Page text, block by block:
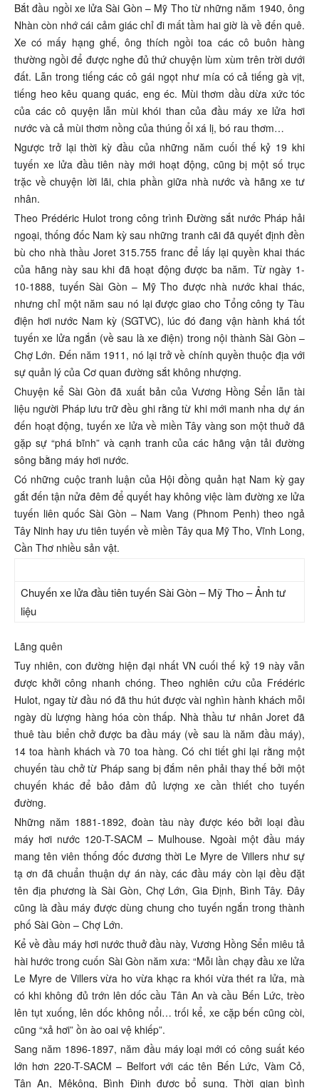
Bắt đầu ngồi xe lửa Sài Gòn – Mỹ Tho từ những năm 1940, ông
Nhàn còn nhớ cái cảm giác chỉ đi mất tầm hai giờ là về đến quê.
Xe có mấy hạng ghế, ông thích ngồi toa các cô buôn hàng
thường ngồi để được nghe đủ thứ chuyện lùm xùm trên trời dưới
đất. Lẫn trong tiếng các cô gái ngọt như mía có cả tiếng gà vịt,
tiếng heo kêu quang quác, eng éc. Mùi thơm dầu dừa xức tóc
của các cô quyện lẫn mùi khói than của đầu máy xe lửa hơi
nước và cả mùi thơm nồng của thúng ổi xá lị, bó rau thơm…
Ngược trở lại thời kỳ đầu của những năm cuối thế kỷ 19 khi
tuyến xe lửa đầu tiên này mới hoạt động, cũng bị một số trục
trặc về chuyện lời lãi, chia phần giữa nhà nước và hãng xe tư
nhân.
Theo Prédéric Hulot trong công trình Đường sắt nước Pháp hải
ngoại, thống đốc Nam kỳ sau những tranh cãi đã quyết định đền
bù cho nhà thầu Joret 315.755 franc để lấy lại quyền khai thác
của hãng này sau khi đã hoạt động được ba năm. Từ ngày 1-
10-1888, tuyến Sài Gòn – Mỹ Tho được nhà nước khai thác,
nhưng chỉ một năm sau nó lại được giao cho Tổng công ty Tàu
điện hơi nước Nam kỳ (SGTVC), lúc đó đang vận hành khá tốt
tuyến xe lửa ngắn (về sau là xe điện) trong nội thành Sài Gòn –
Chợ Lớn. Đến năm 1911, nó lại trở về chính quyền thuộc địa với
sự quản lý của Cơ quan đường sắt không nhượng.
Chuyện kể Sài Gòn đã xuất bản của Vương Hồng Sển lẫn tài
liệu người Pháp lưu trữ đều ghi rằng từ khi mới manh nha dự án
đến hoạt động, tuyến xe lửa về miền Tây vàng son một thuở đã
gặp sự “phá bĩnh” và cạnh tranh của các hãng vận tải đường
sông bằng máy hơi nước.
Có những cuộc tranh luận của Hội đồng quản hạt Nam kỳ gay
gắt đến tận nửa đêm để quyết hay không việc làm đường xe lửa
tuyến liên quốc Sài Gòn – Nam Vang (Phnom Penh) theo ngả
Tây Ninh hay ưu tiên tuyến về miền Tây qua Mỹ Tho, Vĩnh Long,
Cần Thơ nhiều sản vật.
Chuyến xe lửa đầu tiên tuyến Sài Gòn – Mỹ Tho – Ảnh tư
liệu
Lãng quên
Tuy nhiên, con đường hiện đại nhất VN cuối thế kỷ 19 này vẫn
được khởi công nhanh chóng. Theo nghiên cứu của Frédéric
Hulot, ngay từ đầu nó đã thu hút được vài nghìn hành khách mỗi
ngày dù lượng hàng hóa còn thấp. Nhà thầu tư nhân Joret đã
thuê tàu biển chở được ba đầu máy (về sau là năm đầu máy),
14 toa hành khách và 70 toa hàng. Có chi tiết ghi lại rằng một
chuyến tàu chở từ Pháp sang bị đắm nên phải thay thế bởi một
chuyến khác để bảo đảm đủ lượng xe cần thiết cho tuyến
đường.
Những năm 1881-1892, đoàn tàu này được kéo bởi loại đầu
máy hơi nước 120-T-SACM – Mulhouse. Ngoài một đầu máy
mang tên viên thống đốc đương thời Le Myre de Villers như sự
tạ ơn đã chuẩn thuận dự án này, các đầu máy còn lại đều đặt
tên địa phương là Sài Gòn, Chợ Lớn, Gia Định, Bình Tây. Đây
cũng là đầu máy được dùng chung cho tuyến ngắn trong thành
phố Sài Gòn – Chợ Lớn.
Kể về đầu máy hơi nước thuở đầu này, Vương Hồng Sển miêu tả
hài hước trong cuốn Sài Gòn năm xưa: “Mỗi lần chạy đầu xe lửa
Le Myre de Villers vừa ho vừa khạc ra khói vừa thét ra lửa, mà
có khi không đủ trớn lên dốc cầu Tân An và cầu Bến Lức, trèo
lên tụt xuống, lên dốc không nổi… trối kể, xe cặp bến cũng còi,
cũng “xả hơi” ồn ào oai vệ khiếp”.
Sang năm 1896-1897, năm đầu máy loại mới có công suất kéo
lớn hơn 220-T-SACM – Belfort với các tên Bến Lức, Vàm Cỏ,
Tân An, Mêkông, Bình Định được bổ sung. Thời gian bình